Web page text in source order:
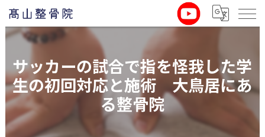
サッカーの試合で指を怪我した学
生の初回対応と施術 大鳥居にあ
る整骨院